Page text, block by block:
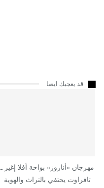
قد يعجبك ايضا
مهرجان «أناروز» بواحة أفلا إغير ـ
تافراوت يحتفي بالتراث والهوية